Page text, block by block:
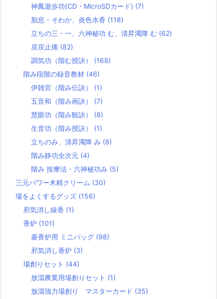
神鳳遊歩功(CD・MicroSDカード) (7)
胎息・そわか、炎色水香 (118)
立ちの三・一、六神秘功 む、清昇濁降 む (62)
戻戻止痛 (82)
調気功（階む授訣） (168)
階み段階の録音教材 (46)
伊雑宮（階み伝訣） (1)
五音和（階み画訣） (7)
慧眼功（階み観訣） (8)
生音功（階み授訣） (1)
立ちのみ、清昇濁降 み (8)
階み静功全次元 (4)
階み 按摩法・六神秘功み (5)
三元パワー木精クリーム (30)
場をよくするグッズ (156)
邪気消し線香 (1)
香炉 (101)
菱香炉用 ミニバッグ (98)
邪気消し香炉 (3)
場創りセット (44)
放瀉農業用場創りセット (1)
放瀉強力場創り マスターカード (35)